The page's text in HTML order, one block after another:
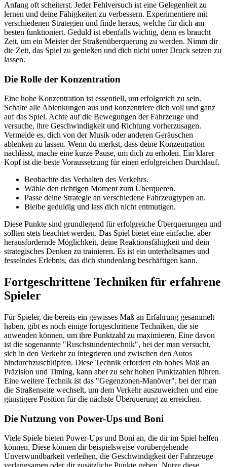
Anfang oft scheiterst. Jeder Fehlversuch ist eine Gelegenheit zu
lernen und deine Fähigkeiten zu verbessern. Experimentiere mit
verschiedenen Strategien und finde heraus, welche für dich am
besten funktioniert. Geduld ist ebenfalls wichtig, denn es braucht
Zeit, um ein Meister der Straßenüberquerung zu werden. Nimm dir
die Zeit, das Spiel zu genießen und dich nicht unter Druck setzen zu
lassen.
Die Rolle der Konzentration
Eine hohe Konzentration ist essentiell, um erfolgreich zu sein.
Schalte alle Ablenkungen aus und konzentriere dich voll und ganz
auf das Spiel. Achte auf die Bewegungen der Fahrzeuge und
versuche, ihre Geschwindigkeit und Richtung vorherzusagen.
Vermeide es, dich von der Musik oder anderen Geräuschen
ablenken zu lassen. Wenn du merkst, dass deine Konzentration
nachlässt, mache eine kurze Pause, um dich zu erholen. Ein klarer
Kopf ist die beste Voraussetzung für einen erfolgreichen Durchlauf.
Beobachte das Verhalten des Verkehrs.
Wähle den richtigen Moment zum Überqueren.
Passe deine Strategie an verschiedene Fahrzeugtypen an.
Bleibe geduldig und lass dich nicht entmutigen.
Diese Punkte sind grundlegend für erfolgreiche Überquerungen und
sollten stets beachtet werden. Das Spiel bietet eine einfache, aber
herausfordernde Möglichkeit, deine Reaktionsfähigkeit und dein
strategisches Denken zu trainieren. Es ist ein unterhaltsames und
fesselndes Erlebnis, das dich stundenlang beschäftigen kann.
Fortgeschrittene Techniken für erfahrene
Spieler
Für Spieler, die bereits ein gewisses Maß an Erfahrung gesammelt
haben, gibt es noch einige fortgeschrittene Techniken, die sie
anwenden können, um ihre Punktzahl zu maximieren. Eine davon
ist die sogenannte "Ruschstundentechnik", bei der man versucht,
sich in den Verkehr zu integrieren und zwischen den Autos
hindurchzuschlüpfen. Diese Technik erfordert ein hohes Maß an
Präzision und Timing, kann aber zu sehr hohen Punktzahlen führen.
Eine weitere Technik ist das "Gegenzonen-Manöver", bei der man
die Straßenseite wechselt, um dem Verkehr auszuweichen und eine
günstigere Position für die nächste Überquerung zu erreichen.
Die Nutzung von Power-Ups und Boni
Viele Spiele bieten Power-Ups und Boni an, die dir im Spiel helfen
können. Diese können dir beispielsweise vorübergehende
Unverwundbarkeit verleihen, die Geschwindigkeit der Fahrzeuge